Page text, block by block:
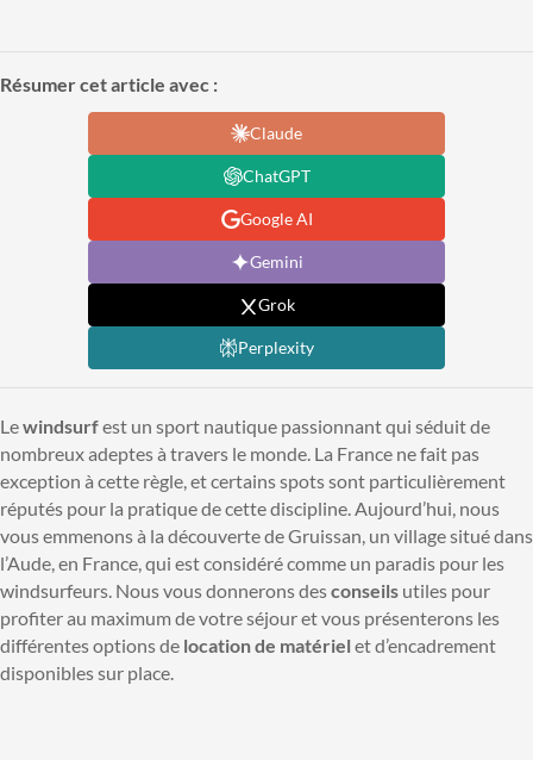
Résumer cet article avec :
Claude
ChatGPT
Google AI
Gemini
Grok
Perplexity
Lewindsurfest un sport nautique passionnant qui séduit de
nombreux adeptes à travers le monde. La France ne fait pas
exception à cette règle, et certains spots sont particulièrement
réputés pour la pratique de cette discipline. Aujourd’hui, nous
vous emmenons à la découverte de Gruissan, un village situé dans
l’Aude, en France, qui est considéré comme un paradis pour les
windsurfeurs. Nous vous donnerons desconseils utiles pour
profiter au maximum de votre séjour et vous présenterons les
différentes options de location de matériel et d’encadrement
disponibles sur place.